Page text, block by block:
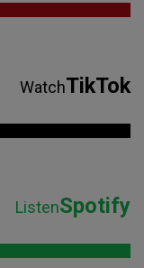
WatchTikTok
ListenSpotify